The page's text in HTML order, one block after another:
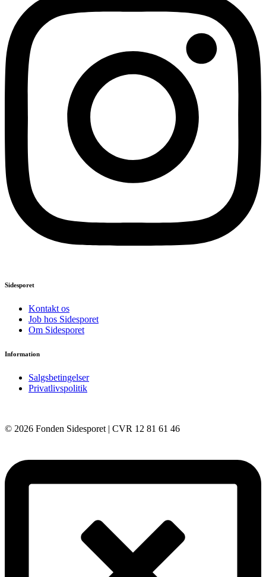
Sidesporet
Kontakt os
Job hos Sidesporet
Om Sidesporet
Information
Salgsbetingelser
Privatlivspolitik
© 2026 Fonden Sidesporet | CVR 12 81 61 46